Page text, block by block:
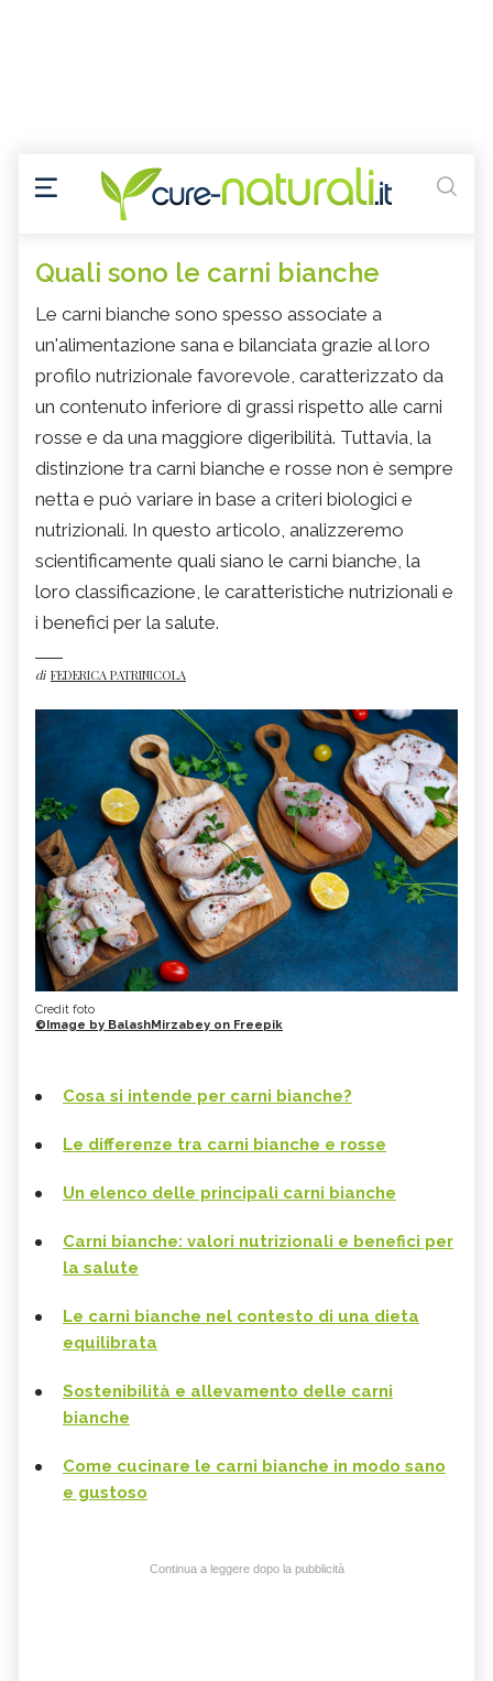
Quali sono le carni bianche
Le carni bianche sono spesso associate a
un'alimentazione sana e bilanciata grazie al loro
profilo nutrizionale favorevole, caratterizzato da
un contenuto inferiore di grassi rispetto alle carni
rosse e da una maggiore digeribilità. Tuttavia, la
distinzione tra carni bianche e rosse non è sempre
netta e può variare in base a criteri biologici e
nutrizionali. In questo articolo, analizzeremo
scientificamente quali siano le carni bianche, la
loro classificazione, le caratteristiche nutrizionali e
i benefici per la salute.
di FEDERICA PATRINICOLA
Credit foto
©Image by BalashMirzabey on Freepik
Cosa si intende per carni bianche?
Le differenze tra carni bianche e rosse
Un elenco delle principali carni bianche
Carni bianche: valori nutrizionali e benefici per
la salute
Le carni bianche nel contesto di una dieta
equilibrata
Sostenibilità e allevamento delle carni
bianche
Come cucinare le carni bianche in modo sano
e gustoso
Continua a leggere dopo la pubblicità